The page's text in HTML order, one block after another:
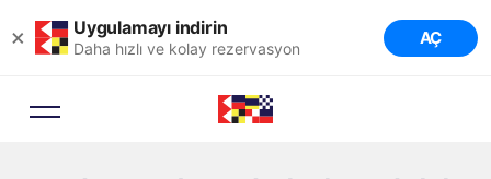
× Uygulamayı indirin
Daha hızlı ve kolay rezervasyon AÇ